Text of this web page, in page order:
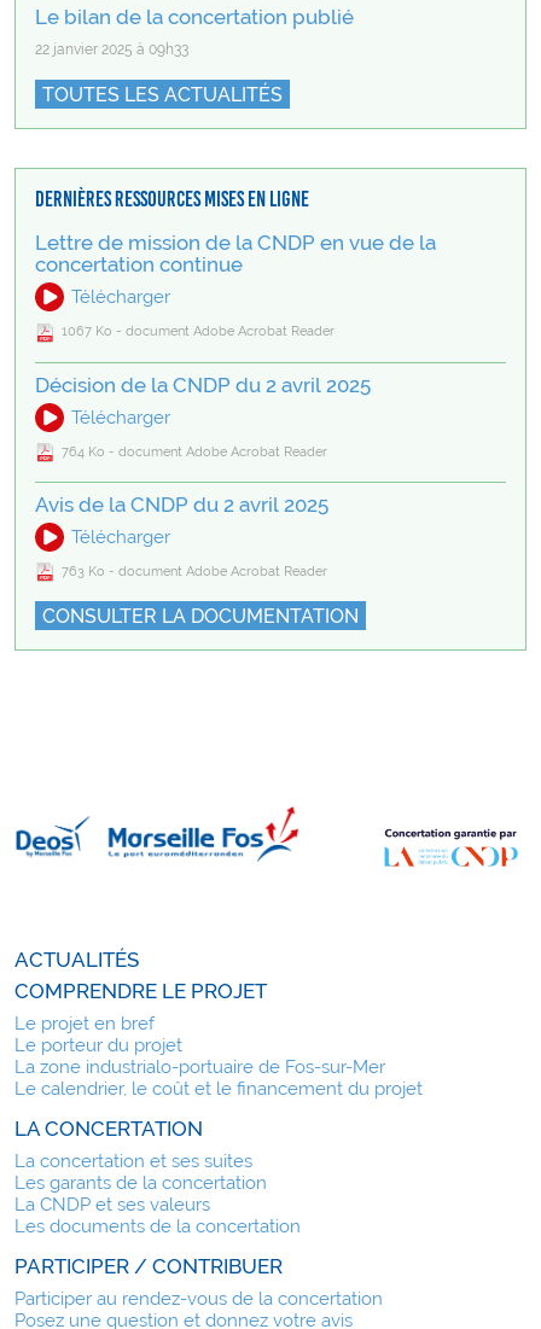
Le bilan de la concertation publié
22 janvier 2025 à 09h33
TOUTES LES ACTUALITÉS
Dernières ressources mises en ligne
Lettre de mission de la CNDP en vue de la
concertation continue
Télécharger
1067 Ko - document Adobe Acrobat Reader
Décision de la CNDP du 2 avril 2025
Télécharger
764 Ko - document Adobe Acrobat Reader
Avis de la CNDP du 2 avril 2025
Télécharger
763 Ko - document Adobe Acrobat Reader
CONSULTER LA DOCUMENTATION
ACTUALITÉS
COMPRENDRE LE PROJET
Le projet en bref
Le porteur du projet
La zone industrialo-portuaire de Fos-sur-Mer
Le calendrier, le coût et le financement du projet
LA CONCERTATION
La concertation et ses suites
Les garants de la concertation
La CNDP et ses valeurs
Les documents de la concertation
PARTICIPER / CONTRIBUER
Participer au rendez-vous de la concertation
Posez une question et donnez votre avis